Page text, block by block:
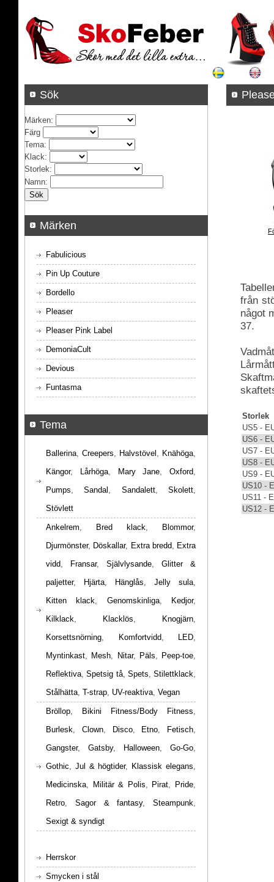
från
något
37.
Storlek
US5 -
US6 -
US7 -
US8 -
US9 -
US10 -
US11 -
US12 -
Sök
Märken:
Färg
Tema:
Klack:
Storlek:
Namn:
Märken
Fabulicious
Pin Up Couture
Bordello
Pleaser
Pleaser Pink Label
DemoniaCult
Devious
Funtasma
Tema
Ballerina, Creepers, Halvstövel , Knähöga,
Kängor, Lårhöga, Mary Jane, Oxford,
Pumps,Sandal , Sandalett,Skolett,
Stövlett
Ankelrem, Bred klack, Blommor,
Djurmönster, Döskallar, Extra bredd, Extra
vidd, Fransar, Självlysande, Glitter &
paljetter, Hjärta, Hänglås, Jelly sula,
Kitten klack, Genomskinliga, Kedjor,
Kilklack, Klacklös, Knogjärn,
Korsettsnörning, Komfortvidd, LED,
Myntinkast, Mesh, Nitar, Päls, Peep-toe,
Reflektiva,Spetsig tå, Spets, Stilettklack,
Stålhätta, T-strap, UV-reaktiva, Vegan
Bröllop, Bikini Fitness/Body Fitness,
Burlesk, Clown, Disco, Etno, Fetisch,
Gangster, Gatsby, Halloween, Go-Go,
Gothic, Jul & högtider, Klassisk elegans,
Medicinska, Militär & Polis, Pirat, Pride,
Retro, Sagor & fantasy, Steampunk,
Sexigt & syndigt
Herrskor
Smycken i stål